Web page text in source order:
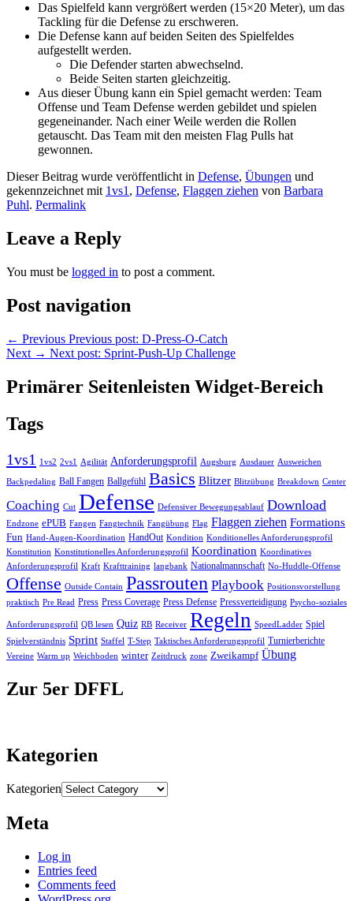
Das Spielfeld kann vergrößert werden (15×20 Meter), um das
Tackling für die Defense zu erschweren.
Die Defense kann auf beiden Seiten des Spielfeldes
aufgestellt werden.
Die Defender starten abwechselnd.
Beide Seiten starten gleichzeitig.
Aus dieser Übung kann ein Spiel gemacht werden: Team
Offense und Team Defense werden gebildet und spielen
gegeneinander. Nach einer Weile werden die Rollen
getauscht. Das Team mit den meisten Flag Pulls hat
gewonnen.
Dieser Beitrag wurde veröffentlicht in Defense, Übungen und
gekennzeichnet mit 1vs1 , Defense, Flaggen ziehen von Barbara
Puhl. Permalink
Leave a Reply
You must be logged in to post a comment.
Post navigation
← Previous Previous post: D-Press-O-Catch
Next → Next post: Sprint-Push-Up Challenge
Primärer Seitenleisten Widget-Bereich
Tags
1vs1 1vs2 2vs1 Agilität Anforderungsprofil Augsburg Ausdauer Ausweichen
Backpedaling Ball Fangen Ballgefühl Basics Blitzer Blitzübung Breakdown Center
Coaching Cut Defense Defensiver Bewegungsablauf Download
Endzone ePUB Fangen Fangtechnik Fangübung Flag Flaggen ziehen Formations
Fun Hand-Augen-Koordination HandOut Kondition Konditionelles Anforderungsprofil
Konstitution Konstitutionelles Anforderungsprofil Koordination Koordinatives
Anforderungsprofil Kraft Krafttraining langbank Nationalmannschaft No-Huddle-Offense
Offense Outside Contain Passrouten Playbook Positionsvorstellung
praktisch Pre Read Press Press Coverage Press Defense Pressverteidigung Psycho-soziales
Anforderungsprofil QB lesen Quiz RB Receiver Regeln SpeedLadder Spiel
Spielverständnis Sprint Staffel T-Step Taktisches Anforderungsprofil Turnierberichte
Vereine Warm up Weichboden winter Zeitdruck zone Zweikampf Übung
Zur 5er DFFL
Kategorien
Kategorien
Meta
Log in
Entries feed
Comments feed